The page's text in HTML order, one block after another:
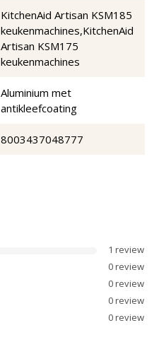
KitchenAid Artisan KSM185
keukenmachines,KitchenAid
Artisan KSM175
keukenmachines
Aluminium met
antikleefcoating
8003437048777
1 review
0review
0review
0review
0review